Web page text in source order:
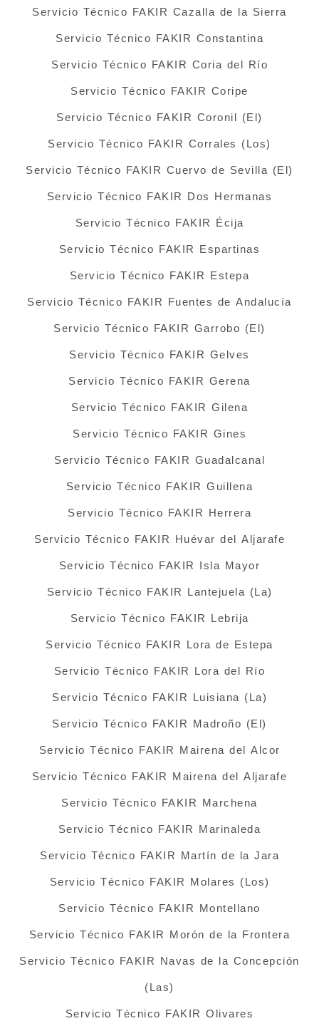
Servicio Técnico FAKIR Cazalla de la Sierra
Servicio Técnico FAKIR Constantina
Servicio Técnico FAKIR Coria del Río
Servicio Técnico FAKIR Coripe
Servicio Técnico FAKIR Coronil (El)
Servicio Técnico FAKIR Corrales (Los)
Servicio Técnico FAKIR Cuervo de Sevilla (El)
Servicio Técnico FAKIR Dos Hermanas
Servicio Técnico FAKIR Écija
Servicio Técnico FAKIR Espartinas
Servicio Técnico FAKIR Estepa
Servicio Técnico FAKIR Fuentes de Andalucía
Servicio Técnico FAKIR Garrobo (El)
Servicio Técnico FAKIR Gelves
Servicio Técnico FAKIR Gerena
Servicio Técnico FAKIR Gilena
Servicio Técnico FAKIR Gines
Servicio Técnico FAKIR Guadalcanal
Servicio Técnico FAKIR Guillena
Servicio Técnico FAKIR Herrera
Servicio Técnico FAKIR Huévar del Aljarafe
Servicio Técnico FAKIR Isla Mayor
Servicio Técnico FAKIR Lantejuela (La)
Servicio Técnico FAKIR Lebrija
Servicio Técnico FAKIR Lora de Estepa
Servicio Técnico FAKIR Lora del Río
Servicio Técnico FAKIR Luisiana (La)
Servicio Técnico FAKIR Madroño (El)
Servicio Técnico FAKIR Mairena del Alcor
Servicio Técnico FAKIR Mairena del Aljarafe
Servicio Técnico FAKIR Marchena
Servicio Técnico FAKIR Marinaleda
Servicio Técnico FAKIR Martín de la Jara
Servicio Técnico FAKIR Molares (Los)
Servicio Técnico FAKIR Montellano
Servicio Técnico FAKIR Morón de la Frontera
Servicio Técnico FAKIR Navas de la Concepción
(Las)
Servicio Técnico FAKIR Olivares